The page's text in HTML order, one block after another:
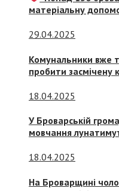
матеріальну
29.04.2025
Комунальники вже
пробити засмічену
18.04.2025
У Броварській
мовчання
18.04.2025
На Броварщині